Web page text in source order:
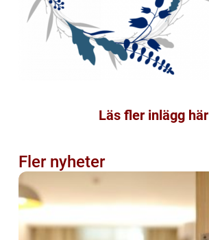
Läs fler inlägg här
Fler nyheter